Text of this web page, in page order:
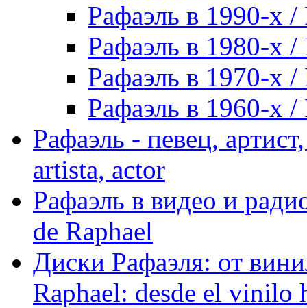
Рафаэль в 1990-х /
Рафаэль в 1980-х /
Рафаэль в 1970-х /
Рафаэль в 1960-х /
Рафаэль - певец,
artista, actor
Рафаэль в видео и
de Raphael
Диски Рафаэля: от
Raphael: desde el vinilo